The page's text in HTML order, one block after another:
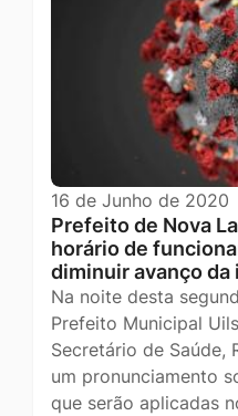
16 de Junho de 2020
Prefeito de Nova
horário de
diminuir avanço
Na noite desta
Prefeito Municipal
Secretário de Saúde,
um pronunciamento
que serão aplicadas